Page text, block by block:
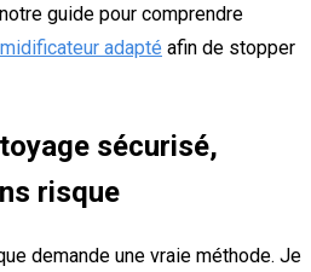
guide pour comprendre
adapté afin de stopper
sécurisé,
risque
demande une vraie méthode. Je